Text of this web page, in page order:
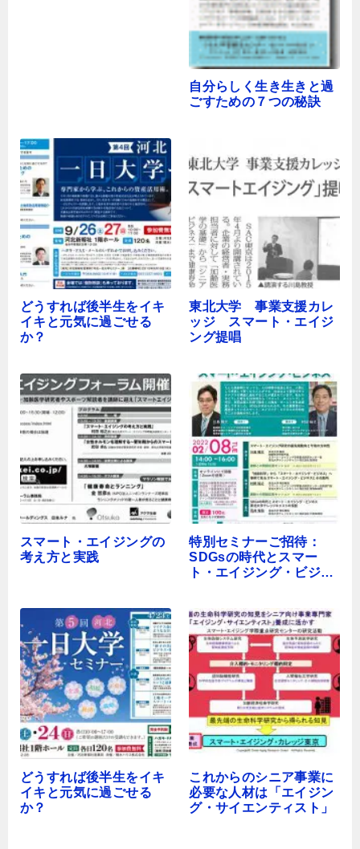
自分らしく生き生きと過
ごすための７つの秘訣
どうすれば後半生をイキ
イキと元気に過ごせる
か？
東北大学 事業支援カレ
ッジ スマート・エイジ
ング提唱
スマート・エイジングの
考え方と実践
特別セミナーご招待：
SDGsの時代とスマー
ト・エイジング・ビジネ
どうすれば後半生をイキ
イキと元気に過ごせる
か？
これからのシニア事業に
必要な人材は「エイジン
グ・サイエンティスト」